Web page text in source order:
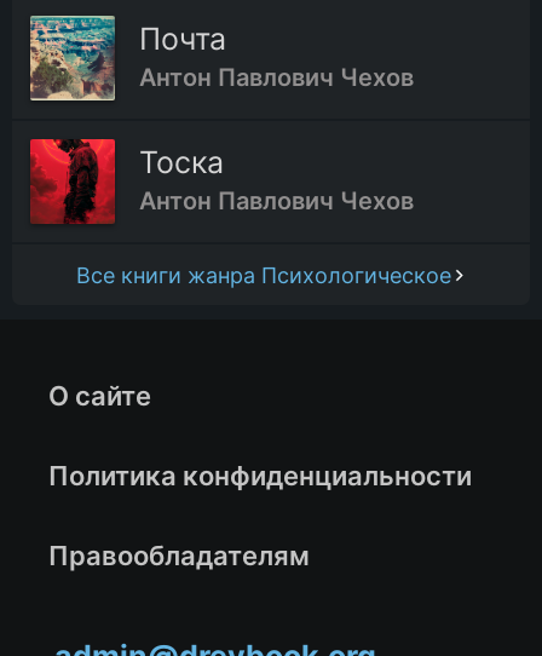
Почта
Антон Павлович Чехов
Тоска
Антон Павлович Чехов
Все книги жанра Психологическое
О сайте
Политика конфиденциальности
Правообладателям